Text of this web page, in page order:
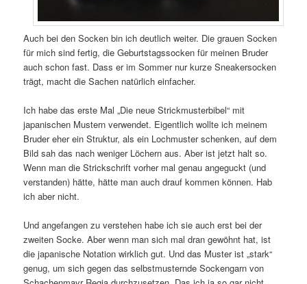
Auch bei den Socken bin ich deutlich weiter. Die grauen Socken
für mich sind fertig, die Geburtstagssocken für meinen Bruder
auch schon fast. Dass er im Sommer nur kurze Sneakersocken
trägt, macht die Sachen natürlich einfacher.
Ich habe das erste Mal „Die neue Strickmusterbibel“ mit
japanischen Mustern verwendet. Eigentlich wollte ich meinem
Bruder eher ein Struktur, als ein Lochmuster schenken, auf dem
Bild sah das nach weniger Löchern aus. Aber ist jetzt halt so.
Wenn man die Strickschrift vorher mal genau angeguckt (und
verstanden) hätte, hätte man auch drauf kommen können. Hab
ich aber nicht.
Und angefangen zu verstehen habe ich sie auch erst bei der
zweiten Socke. Aber wenn man sich mal dran gewöhnt hat, ist
die japanische Notation wirklich gut. Und das Muster ist „stark“
genug, um sich gegen das selbstmusternde Sockengarn von